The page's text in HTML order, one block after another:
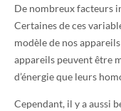
De nombreux facteurs
Certaines de ces
modèle de nos
appareils peuvent être
d’énergie que leurs
Cependant, il y a aussi